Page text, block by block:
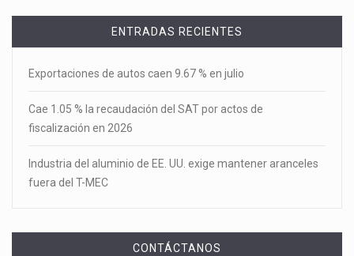
ENTRADAS RECIENTES
Exportaciones de autos caen 9.67 % en julio
Cae 1.05 % la recaudación del SAT por actos de
fiscalización en 2026
Industria del aluminio de EE. UU. exige mantener aranceles
fuera del T-MEC
CONTÁCTANOS